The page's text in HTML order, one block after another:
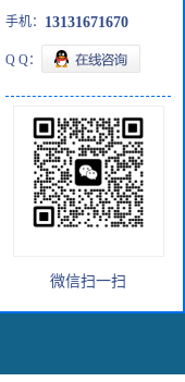
手机： 13131671670
Q Q：
微信扫一扫